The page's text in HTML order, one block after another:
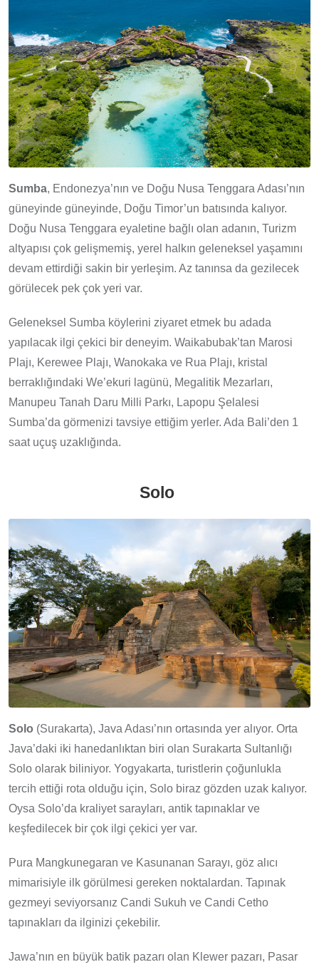
Sumba, Endonezya’nın ve Doğu Nusa Tenggara Adası’nın
güneyinde güneyinde, Doğu Timor’un batısında kalıyor.
Doğu Nusa Tenggara eyaletine bağlı olan adanın, Turizm
altyapısı çok gelişmemiş, yerel halkın geleneksel yaşamını
devam ettirdiği sakin bir yerleşim. Az tanınsa da gezilecek
görülecek pek çok yeri var.
Geleneksel Sumba köylerini ziyaret etmek bu adada
yapılacak ilgi çekici bir deneyim. Waikabubak’tan Marosi
Plajı, Kerewee Plajı, Wanokaka ve Rua Plajı, kristal
berraklığındaki We’ekuri lagünü, Megalitik Mezarları,
Manupeu Tanah Daru Milli Parkı, Lapopu Şelalesi
Sumba’da görmenizi tavsiye ettiğim yerler. Ada Bali’den 1
saat uçuş uzaklığında.
Solo
Solo (Surakarta), Java Adası’nın ortasında yer alıyor. Orta
Java’daki iki hanedanlıktan biri olan Surakarta Sultanlığı
Solo olarak biliniyor. Yogyakarta, turistlerin çoğunlukla
tercih ettiği rota olduğu için, Solo biraz gözden uzak kalıyor.
Oysa Solo’da kraliyet sarayları, antik tapınaklar ve
keşfedilecek bir çok ilgi çekici yer var.
Pura Mangkunegaran ve Kasunanan Sarayı, göz alıcı
mimarisiyle ilk görülmesi gereken noktalardan. Tapınak
gezmeyi seviyorsanız Candi Sukuh ve Candi Cetho
tapınakları da ilginizi çekebilir.
Jawa’nın en büyük batik pazarı olan Klewer pazarı, Pasar